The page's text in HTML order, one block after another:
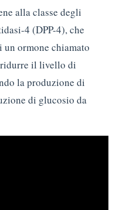
alla classe degli
4 (DPP-4), che
ormone chiamato
ridurre il livello di
la produzione di
di glucosio da